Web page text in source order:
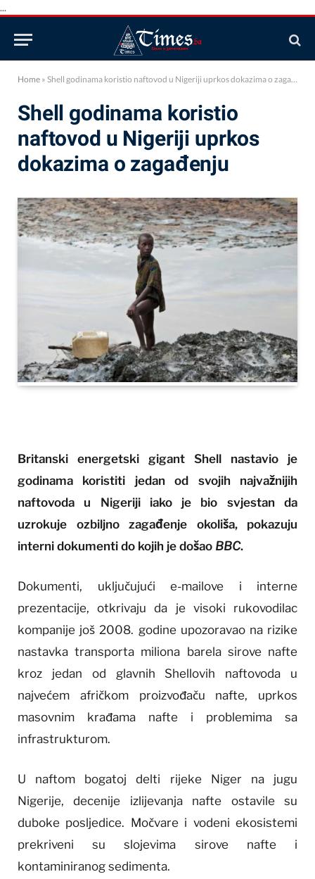
...
Home » Shell godinama koristio naftovod u Nigeriji uprkos dokazima o zagađenju
Shell godinama koristio
naftovod u Nigeriji uprkos
dokazima o zagađenju
Britanski energetski gigant Shell nastavio je
godinama koristiti jedan od svojih najvažnijih
naftovoda u Nigeriji iako je bio svjestan da
uzrokuje ozbiljno zagađenje okoliša, pokazuju
interni dokumenti do kojih je došao BBC.
Dokumenti, uključujući e-mailove i interne
prezentacije, otkrivaju da je visoki rukovodilac
kompanije još 2008. godine upozoravao na rizike
nastavka transporta miliona barela sirove nafte
kroz jedan od glavnih Shellovih naftovoda u
najvećem afričkom proizvođaču nafte, uprkos
masovnim krađama nafte i problemima sa
infrastrukturom.
U naftom bogatoj delti rijeke Niger na jugu
Nigerije, decenije izlijevanja nafte ostavile su
duboke posljedice. Močvare i vodeni ekosistemi
prekriveni su slojevima sirove nafte i
kontaminiranog sedimenta.